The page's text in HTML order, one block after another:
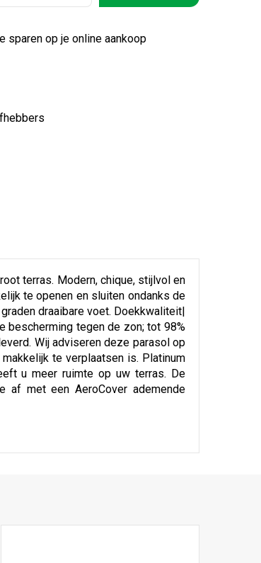
sparen op je online aankoop
terras. Modern, chique, stijlvol en
te openen en sluiten ondanks de
draaibare voet. Doekkwaliteit|
bescherming tegen de zon; tot 98%
Wij adviseren deze parasol op
te verplaatsen is. Platinum
u meer ruimte op uw terras. De
af met een AeroCover ademende